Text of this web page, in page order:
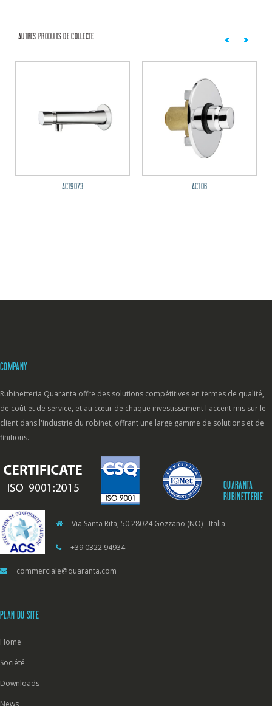
AUTRES PRODUITS DE COLLECTE
ACT9073 ACT06
COMPANY
Rubinetteria Quaranta offre des solutions compétitives en termes de qualité,
de coût et de service, et au cœur de chaque investissement l'accent mis sur le
client dans l'industrie du robinet, offrant une large gamme de solutions et de
finitions.
QUARANTA
RUBINETTERIE
Via Santa Rita, 50 28024 Gozzano (NO) - Italia
+39 0322 94934
commerciale@quaranta.com
PLAN DU SITE
Home
Société
Downloads
News